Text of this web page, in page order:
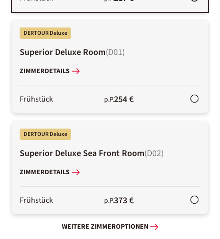
DERTOUR Deluxe
Superior Deluxe Room(D01)
ZIMMERDETAILS
Frühstück p.P.254 €
DERTOUR Deluxe
Superior Deluxe Sea Front Room(D02)
ZIMMERDETAILS
Frühstück p.P.373 €
WEITERE ZIMMEROPTIONEN